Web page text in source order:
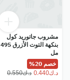
مشروب جاتوريد كول
بنكهة التوت الأزرق 495
مل
خصم 20%